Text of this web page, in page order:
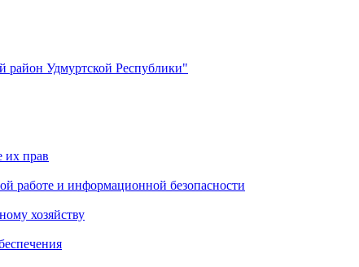
Удмуртской Республики"
их прав
работе и информационной безопасности
хозяйству